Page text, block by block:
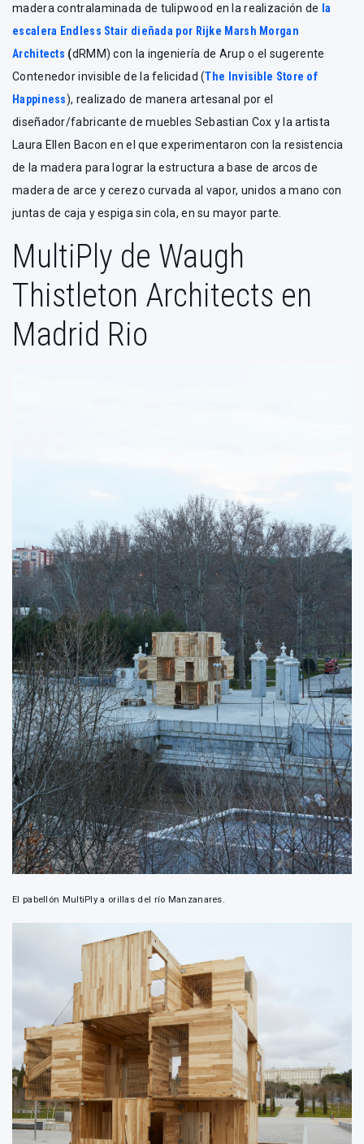
madera contralaminada de tulipwood en la realización de la
escalera Endless Stair dieñada por Rijke Marsh Morgan
Architects (dRMM) con la ingeniería de Arup o el sugerente
Contenedor invisible de la felicidad (The Invisible Store of
Happiness), realizado de manera artesanal por el
diseñador/fabricante de muebles Sebastian Cox y la artista
Laura Ellen Bacon en el que experimentaron con la resistencia
de la madera para lograr la estructura a base de arcos de
madera de arce y cerezo curvada al vapor, unidos a mano con
juntas de caja y espiga sin cola, en su mayor parte.
MultiPly de Waugh
Thistleton Architects en
Madrid Rio
El pabellón MultiPly a orillas del río Manzanares.